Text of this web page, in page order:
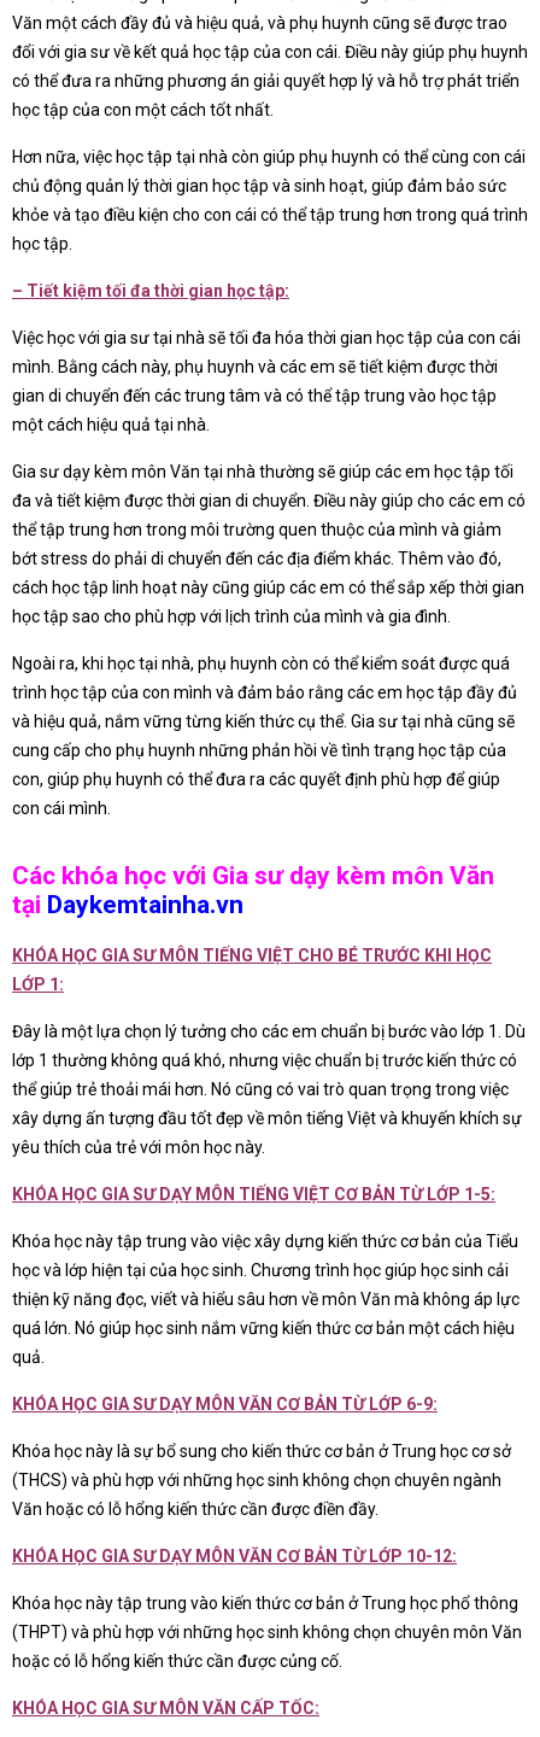
Văn một cách đầy đủ và hiệu quả, và phụ huynh cũng sẽ được trao
đổi với gia sư về kết quả học tập của con cái. Điều này giúp phụ huynh
có thể đưa ra những phương án giải quyết hợp lý và hỗ trợ phát triển
học tập của con một cách tốt nhất.
Hơn nữa, việc học tập tại nhà còn giúp phụ huynh có thể cùng con cái
chủ động quản lý thời gian học tập và sinh hoạt, giúp đảm bảo sức
khỏe và tạo điều kiện cho con cái có thể tập trung hơn trong quá trình
học tập.
– Tiết kiệm tối đa thời gian học tập:
Việc học với gia sư tại nhà sẽ tối đa hóa thời gian học tập của con cái
mình. Bằng cách này, phụ huynh và các em sẽ tiết kiệm được thời
gian di chuyển đến các trung tâm và có thể tập trung vào học tập
một cách hiệu quả tại nhà.
Gia sư dạy kèm môn Văn tại nhà thường sẽ giúp các em học tập tối
đa và tiết kiệm được thời gian di chuyển. Điều này giúp cho các em có
thể tập trung hơn trong môi trường quen thuộc của mình và giảm
bớt stress do phải di chuyển đến các địa điểm khác. Thêm vào đó,
cách học tập linh hoạt này cũng giúp các em có thể sắp xếp thời gian
học tập sao cho phù hợp với lịch trình của mình và gia đình.
Ngoài ra, khi học tại nhà, phụ huynh còn có thể kiểm soát được quá
trình học tập của con mình và đảm bảo rằng các em học tập đầy đủ
và hiệu quả, nắm vững từng kiến thức cụ thể. Gia sư tại nhà cũng sẽ
cung cấp cho phụ huynh những phản hồi về tình trạng học tập của
con, giúp phụ huynh có thể đưa ra các quyết định phù hợp để giúp
con cái mình.
Các khóa học với Gia sư dạy kèm môn Văn
tại Daykemtainha.vn
KHÓA HỌC GIA SƯ MÔN TIẾNG VIỆT CHO BÉ TRƯỚC KHI HỌC
LỚP 1:
Đây là một lựa chọn lý tưởng cho các em chuẩn bị bước vào lớp 1. Dù
lớp 1 thường không quá khó, nhưng việc chuẩn bị trước kiến thức có
thể giúp trẻ thoải mái hơn. Nó cũng có vai trò quan trọng trong việc
xây dựng ấn tượng đầu tốt đẹp về môn tiếng Việt và khuyến khích sự
yêu thích của trẻ với môn học này.
KHÓA HỌC GIA SƯ DẠY MÔN TIẾNG VIỆT CƠ BẢN TỪ LỚP 1-5:
Khóa học này tập trung vào việc xây dựng kiến thức cơ bản của Tiểu
học và lớp hiện tại của học sinh. Chương trình học giúp học sinh cải
thiện kỹ năng đọc, viết và hiểu sâu hơn về môn Văn mà không áp lực
quá lớn. Nó giúp học sinh nắm vững kiến thức cơ bản một cách hiệu
quả.
KHÓA HỌC GIA SƯ DẠY MÔN VĂN CƠ BẢN TỪ LỚP 6-9:
Khóa học này là sự bổ sung cho kiến thức cơ bản ở Trung học cơ sở
(THCS) và phù hợp với những học sinh không chọn chuyên ngành
Văn hoặc có lỗ hổng kiến thức cần được điền đầy.
KHÓA HỌC GIA SƯ DẠY MÔN VĂN CƠ BẢN TỪ LỚP 10-12:
Khóa học này tập trung vào kiến thức cơ bản ở Trung học phổ thông
(THPT) và phù hợp với những học sinh không chọn chuyên môn Văn
hoặc có lỗ hổng kiến thức cần được củng cố.
KHÓA HỌC GIA SƯ MÔN VĂN CẤP TỐC: